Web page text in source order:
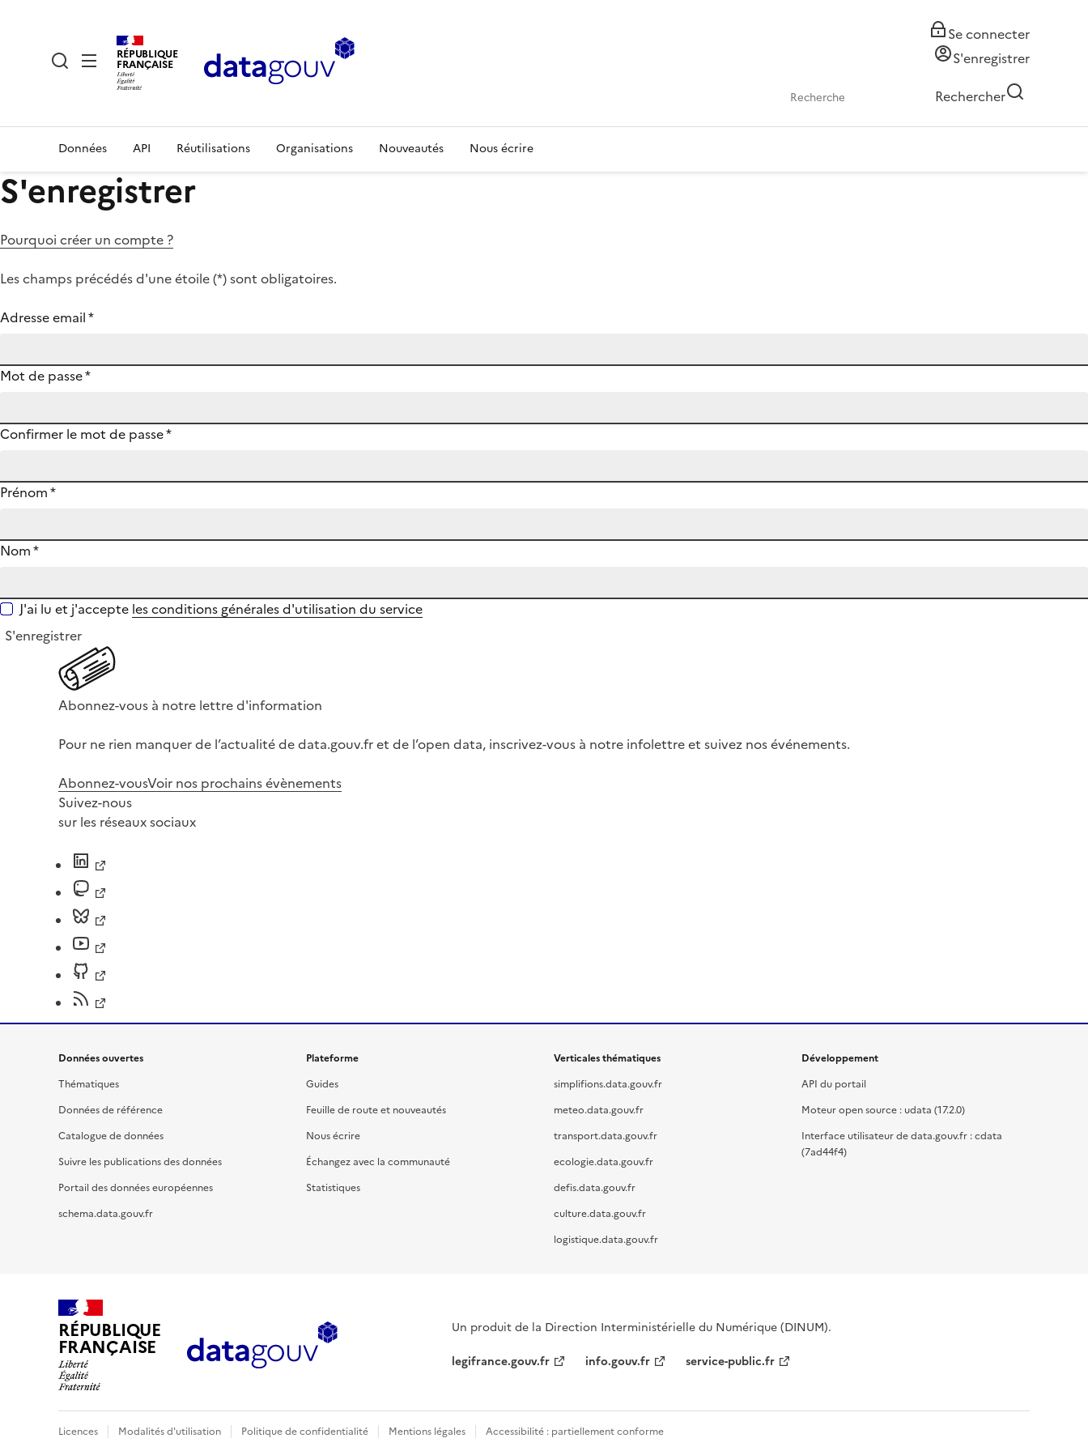
RÉPUBLIQUE
FRANÇAISE
Se connecter
S'enregistrer
Rechercher
Données API Réutilisations Organisations Nouveautés Nous écrire
S'enregistrer
Pourquoi créer un compte ?
Les champs précédés d'une étoile (*) sont obligatoires.
Adresse email*
Mot de passe*
Confirmer le mot de passe*
Prénom*
Nom*
J'ai lu et j'accepte les conditions générales d'utilisation du service
S'enregistrer
Abonnez-vous à notre lettre d'information
Pour ne rien manquer de l’actualité de data.gouv.fr et de l’open data, inscrivez-vous à notre infolettre et suivez nos événements.
Abonnez-vousVoir nos prochains évènements
Suivez-nous
sur les réseaux sociaux
Données ouvertes
Thématiques
Données de référence
Catalogue de données
Suivre les publications des données
Portail des données européennes
schema.data.gouv.fr
Plateforme
Guides
Feuille de route et nouveautés
Nous écrire
Échangez avec la communauté
Statistiques
Verticales thématiques
simplifions.data.gouv.fr
meteo.data.gouv.fr
transport.data.gouv.fr
ecologie.data.gouv.fr
defis.data.gouv.fr
culture.data.gouv.fr
logistique.data.gouv.fr
Développement
API du portail
Moteur open source : udata (17.2.0)
Interface utilisateur de data.gouv.fr : cdata
(7ad44f4)
RÉPUBLIQUE
FRANÇAISE
Un produit de la Direction Interministérielle du Numérique (DINUM).
legifrance.gouv.fr
info.gouv.fr service-public.fr
Licences Modalités d'utilisation Politique de confidentialité Mentions légales Accessibilité : partiellement conforme